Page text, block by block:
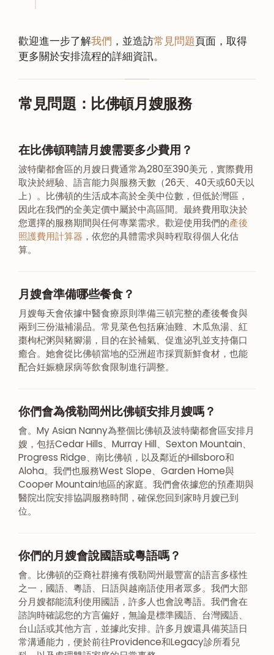
歡迎進一步了解我們 ，並造訪常見問題頁面，取得
更多關於安排流程的詳細資訊。
常見問題：比佛頓月嫂服務
在比佛頓聘請月嫂需要多少費用？
波特蘭都會區的月嫂日費通常為280至390美元，實際費用
取決於經驗、語言能力與服務天數（26天、40天或60天以
上）。比佛頓的生活成本高於全美中位數，但低於灣區，
因此在我們的全美定價中屬於中高區間。最終費用取決於
您選擇的服務期間與任何專業需求。歡迎使用我們的產後
照護費用計算器 ，依您的具體需求與時程取得個人化估
算。
月嫂會準備哪些餐食？
月嫂每天會依據中醫食療原則準備三頓完整的產後餐食與
兩到三份滋補湯品。常見菜色包括麻油雞、木瓜魚湯、紅
棗枸杞粥與豬腳湯，目的在於補氣、促進泌乳並支持傷口
癒合。她會從比佛頓當地的亞洲超市採買新鮮食材，也能
配合妊娠糖尿病等飲食限制進行調整。
你們會為俄勒岡州比佛頓安排月嫂嗎？
會。My Asian Nanny為整個比佛頓及波特蘭都會區安排月
嫂，包括Cedar Hills、Murray Hill、Sexton Mountain、
Progress Ridge、南比佛頓，以及鄰近的Hillsboro和
Aloha。我們也服務West Slope、Garden Home與
Cooper Mountain地區的家庭。我們會依據您的預產期與
醫院出院安排協調服務時間，確保您回到家時月嫂已到
位。
你們的月嫂會說國語或粵語嗎？
會。比佛頓的亞裔社群擁有俄勒岡州最豐富的語言多樣性
之一，國語、粵語、日語與越南語使用者眾多。我們大部
分月嫂都能流利使用國語，許多人也會說粵語。我們會在
諮詢時確認您的方言偏好，無論是標準國語、台灣國語、
台山話或其他方言，並據此安排。許多月嫂還具備英語日
常溝通能力，便於前往Providence和Legacy診所看兒